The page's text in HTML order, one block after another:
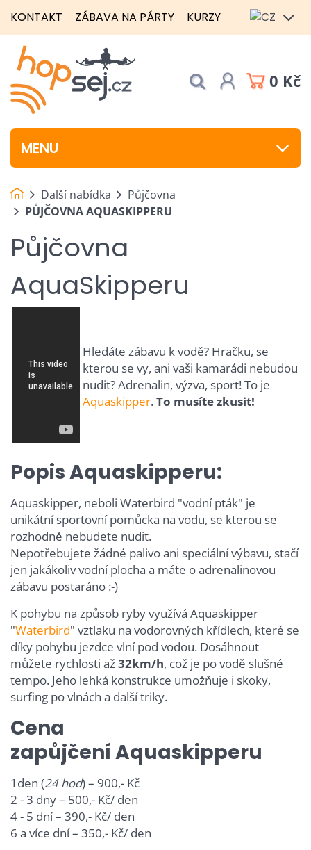
KONTAKT ZÁBAVA NA PÁRTY KURZY
0 Kč
MENU
Další nabídka
Půjčovna
PŮJČOVNA AQUASKIPPERU
Půjčovna
AquaSkipperu
Hledáte zábavu k vodě? Hračku, se
kterou se vy, ani vaši kamarádi nebudou
nudit? Adrenalin, výzva, sport! To je
Aquaskipper.To musíte zkusit!
Popis Aquaskipperu:
Aquaskipper, neboli Waterbird "vodní pták" je
unikátní sportovní pomůcka na vodu, se kterou se
rozhodně nebudete nudit.
Nepotřebujete žádné palivo ani speciální výbavu, stačí
jen jakákoliv vodní plocha a máte o adrenalinovou
zábavu postaráno :-)
K pohybu na způsob ryby využívá Aquaskipper
"Waterbird" vztlaku na vodorovných křídlech, které se
díky pohybu jezdce vlní pod vodou. Dosáhnout
můžete rychlosti až32km/h, což je po vodě slušné
tempo. Jeho lehká konstrukce umožňuje i skoky,
surfing po vlnách a další triky.
Cena
zapůjčení Aquaskipperu
1den (24 hod) – 900,- Kč
2 - 3 dny – 500,- Kč/ den
4 - 5 dní – 390,- Kč/ den
6 a více dní – 350,- Kč/ den